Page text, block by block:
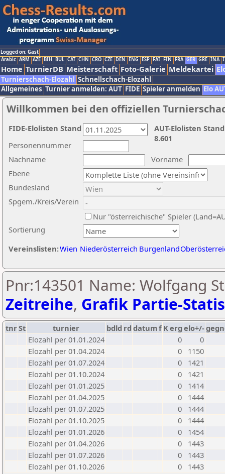
Logged on: Gast
Arabic ARM AZE BIH BUL CAT CHN CRO CZE DEN ENG ESP FAI FIN FRA GER GRE INA
Home TurnierDB Meisterschaft Foto-Galerie Meldekartei
Turnierschach-Elozahl Schnellschach-Elozahl
Allgemeines Turnier anmelden: AUT FIDE Spieler anmelden Elo
Willkommen bei den offiziellen
Nachname
Vorname
Ebene
Sortierung
Personennummer
Bundesland
Spgem./Kreis/Verein
Nur "österreichische" Spieler
Vereinslisten:Wien Niederösterreich Burgenland
AUT-Elolisten
8.601
FIDE-Elolisten Stand
Pnr:143501 Name: Wolfgang
Zeitreihe, Grafik Partie-
tnrSt turnier bdld rd datumf Kerg elo+/-
Elozahl per 01.01.2024
0
0
Elozahl per 01.04.2024
0
1150
Elozahl per 01.07.2024
0
1421
Elozahl per 01.10.2024
0
1421
Elozahl per 01.01.2025
0
1414
Elozahl per 01.04.2025
0
1444
Elozahl per 01.07.2025
0
1444
Elozahl per 01.10.2025
0
1444
Elozahl per 01.01.2026
0
1454
Elozahl per 01.04.2026
0
1443
Elozahl per 01.07.2026
0
1443
Elozahl per 01.10.2026
0 1443